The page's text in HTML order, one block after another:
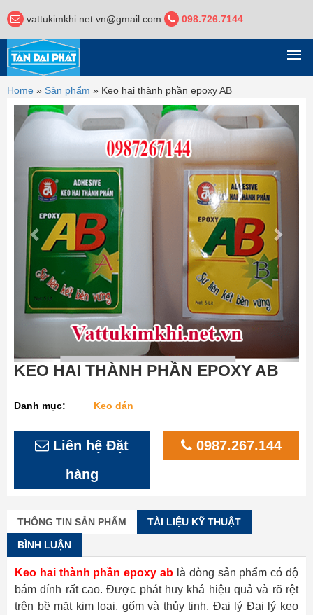
vattukimkhi.net.vn@gmail.com 098.726.7144
DANH MỤC
Home » Sản phẩm » Keo hai thành phần epoxy AB
Previous Next
KEO HAI THÀNH PHẦN EPOXY AB
Danh mục: Keo dán
Liên hệ Đặt
hàng
0987.267.144
THÔNG TIN SẢN PHẨM TÀI LIỆU KỸ THUẬT
BÌNH LUẬN
Keo hai thành phần epoxy ab là dòng sản phẩm có độ
bám dính rất cao. Được phát huy khá hiệu quả và rõ rệt
trên bề mặt kim loại, gốm và thủy tinh. Đại lý Đại lý keo